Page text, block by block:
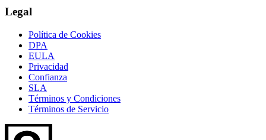
Legal
Política de Cookies
DPA
EULA
Privacidad
Confianza
SLA
Términos y Condiciones
Términos de Servicio